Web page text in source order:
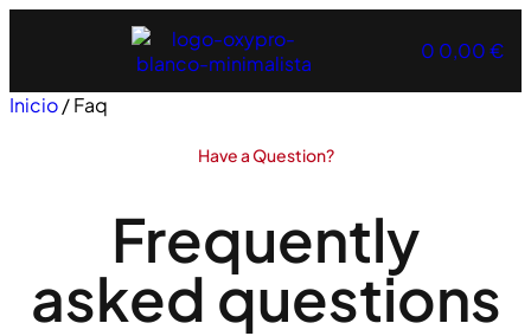
0 0,00€
Inicio/ Faq
Have a Question?
Frequently
asked questions